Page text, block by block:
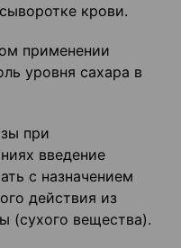
крови.
применении
уровня сахара в
при
введение
с назначением
действия из
(сухого вещества).